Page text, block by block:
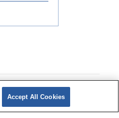
Accept All Cookies